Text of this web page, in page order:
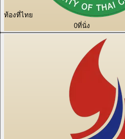
ท้องที่ไทย
0ที่นั่ง